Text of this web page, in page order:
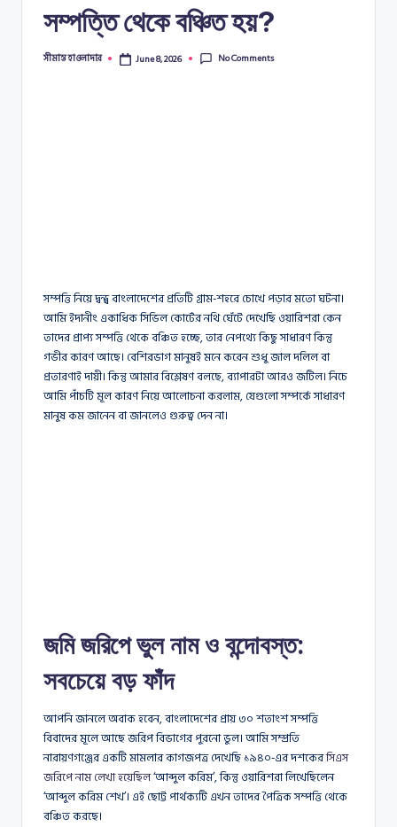
সম্পত্তি থেকে বঞ্চিত হয়?
Posted
সীমান্ত হাওলাদার June 8, 2026 No Comments
সম্পত্তি নিয়ে দ্বন্দ্ব বাংলাদেশের প্রতিটি গ্রাম-শহরে চোখে পড়ার মতো ঘটনা।
আমি ইদানীং একাধিক সিভিল কোর্টের নথি ঘেঁটে দেখেছি ওয়ারিশরা কেন
তাদের প্রাপ্য সম্পত্তি থেকে বঞ্চিত হচ্ছে, তার নেপথ্যে কিছু সাধারণ কিন্তু
গভীর কারণ আছে। বেশিরভাগ মানুষই মনে করেন শুধু জাল দলিল বা
প্রতারণাই দায়ী। কিন্তু আমার বিশ্লেষণ বলছে, ব্যাপারটা আরও জটিল। নিচে
আমি পাঁচটি মূল কারণ নিয়ে আলোচনা করলাম, যেগুলো সম্পর্কে সাধারণ
মানুষ কম জানেন বা জানলেও গুরুত্ব দেন না।
জমি জরিপে ভুল নাম ও বন্দোবস্ত:
সবচেয়ে বড় ফাঁদ
আপনি জানলে অবাক হবেন, বাংলাদেশের প্রায় ৩০ শতাংশ সম্পত্তি
বিবাদের মূলে আছে জরিপ বিভাগের পুরনো ভুল। আমি সম্প্রতি
নারায়ণগঞ্জের একটি মামলার কাগজপত্র দেখেছি ১৯৪০-এর দশকেরসিএস
জরিপে নাম লেখা হয়েছিল‘আব্দুল করিম’, কিন্তু ওয়ারিশরা লিখেছিলেন
‘আব্দুল করিম শেখ’। এই ছোট্ট পার্থক্যটি এখন তাদের পৈত্রিক সম্পত্তি থেকে
বঞ্চিত করছে।